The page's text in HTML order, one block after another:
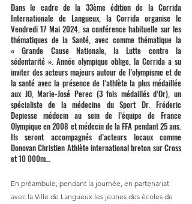
Dans le cadre de la 33ème édition de la Corrida
Internationale de Langueux, la Corrida organise le
Vendredi 17 Mai 2024, sa conférence habituelle sur les
thématiques de la Santé, avec comme thématique la
« Grande Cause Nationale, la Lutte contre la
sédentarité ». Année olympique oblige, la Corrida a su
inviter des acteurs majeurs autour de l’olympisme et de
la santé avec la présence de l’athlète la plus médaillée
aux JO, Marie-José Perec (3 fois médaillés d’Or), un
spécialiste de la médecine du Sport Dr. Fréderic
Depiesse médecin au sein de l’équipe de France
Olympique en 2008 et médecin de la FFA pendant 25 ans.
Ils seront accompagnés d’acteurs locaux comme
Donovan Christien Athlète international breton sur Cross
et 10 000m…
En préambule, pendant la journée, en partenariat
avec la Ville de Langueux les jeunes des écoles de